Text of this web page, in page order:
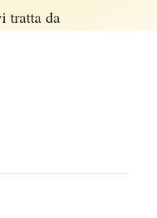
tratta da